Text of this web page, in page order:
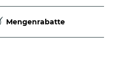
Mengenrabatte